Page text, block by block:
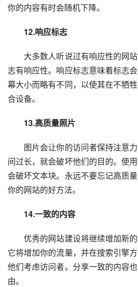
你的内容有时会随机下降。
12.响应标志
大多数人听说过有响应性的网站
志有响应性。响应标志意味着标志
幕大小而略有不同，以使其在不牺
合设备。
13.高质量照片
图片会让你的访问者保持注意力
间过长，就会破坏他们的目的。使
会破坏文本块。永远不要忘记高质
你的网站的好方法。
14.一致的内容
优秀的网站建设将继续增加新的
它将增加你的流量，并在搜索引擎
他们考虑访问者。分享一致的内容
由。